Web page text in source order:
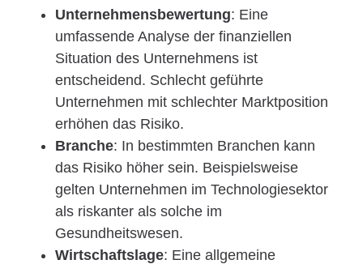
Unternehmensbewertung: Eine
umfassende Analyse der finanziellen
Situation des Unternehmens ist
entscheidend. Schlecht geführte
Unternehmen mit schlechter Marktposition
erhöhen das Risiko.
Branche: In bestimmten Branchen kann
das Risiko höher sein. Beispielsweise
gelten Unternehmen im Technologiesektor
als riskanter als solche im
Gesundheitswesen.
Wirtschaftslage: Eine allgemeine